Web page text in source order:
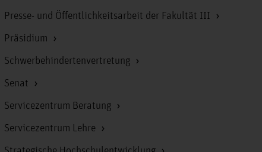
Presse- und Öffentlichkeitsarbeit der Fakultät III
Präsidium
Schwerbehindertenvertretung
Senat
Servicezentrum Beratung
Servicezentrum Lehre